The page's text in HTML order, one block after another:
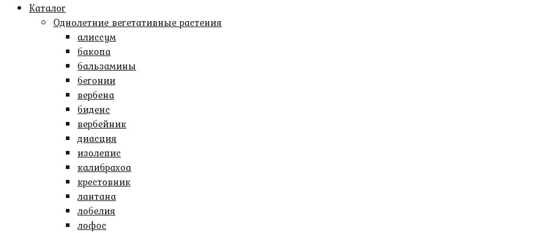
Каталог
Однолетние вегетативные растения
алиссум
бакопа
бальзамины
бегонии
вербена
биденс
вербейник
диасция
изолепис
калибрахоа
крестовник
лантана
лобелия
лофос